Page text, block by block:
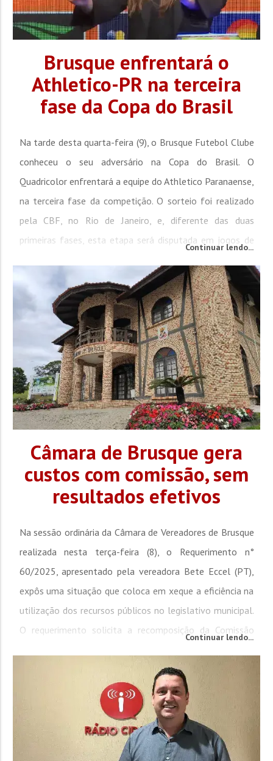
Brusque enfrentará o
Athletico-PR na terceira
fase da Copa do Brasil
Na tarde desta quarta-feira (9), o Brusque Futebol Clube
conheceu o seu adversário na Copa do Brasil. O
Quadricolor enfrentará a equipe do Athletico Paranaense,
na terceira fase da competição. O sorteio foi realizado
pela CBF, no Rio de Janeiro, e, diferente das duas
primeiras fases, esta etapa será disputada em jogos de
abril, com a partida de ida prevista para a semana do dia
30, e a volta...
Continuar lendo...
Câmara de Brusque gera
custos com comissão, sem
resultados efetivos
Na sessão ordinária da Câmara de Vereadores de Brusque
realizada nesta terça-feira (8), o Requerimento n°
60/2025, apresentado pela vereadora Bete Eccel (PT),
expôs uma situação que coloca em xeque a eficiência na
utilização dos recursos públicos no legislativo municipal.
O requerimento solicita a recomposição da Comissão
Continuar lendo...